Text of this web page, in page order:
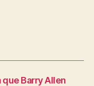
que Barry Allen